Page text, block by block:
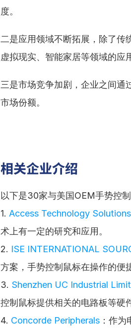
度。
二是应用领域不断拓展，除了传
虚拟现实、智能家居等领域的应
三是市场竞争加剧，企业之间通
市场份额。
相关企业介绍
以下是30家与美国OEM手势控
1. Access Technology Solutions
术上有一定的研究和应用。
2. ISE INTERNATIONAL
方案，手势控制鼠标在操作的便
3. Shenzhen UC Industrial
控制鼠标提供相关的电路板等硬
4. Concorde Peripherals ：作